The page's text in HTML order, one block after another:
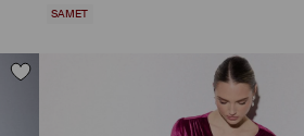
SAMET